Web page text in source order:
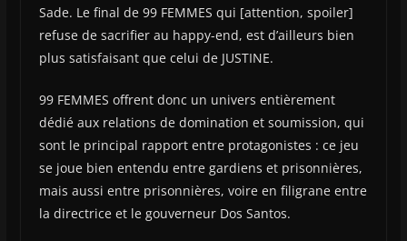
Sade. Le final de 99 FEMMES qui [attention, spoiler]
refuse de sacrifier au happy-end, est d’ailleurs bien
plus satisfaisant que celui de JUSTINE.
99 FEMMES offrent donc un univers entièrement
dédié aux relations de domination et soumission, qui
sont le principal rapport entre protagonistes : ce jeu
se joue bien entendu entre gardiens et prisonnières,
mais aussi entre prisonnières, voire en filigrane entre
la directrice et le gouverneur Dos Santos.